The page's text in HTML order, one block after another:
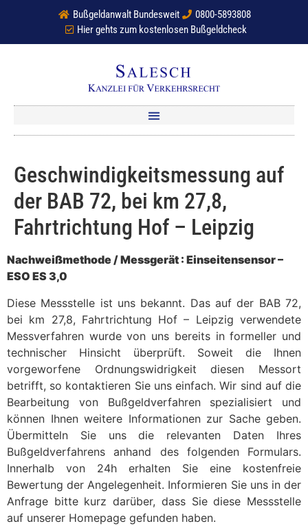
Bußgeldanwalt Bundesweit
0800-5893808
Hier gehts zum kostenlosen Bußgeldcheck
Geschwindigkeitsmessung auf
der BAB 72, bei km 27,8,
Fahrtrichtung Hof – Leipzig
Nachweißmethode / Messgerät : Einseitensensor –
ESO ES 3,0
Diese Messstelle ist uns bekannt. Das auf der BAB 72,
bei km 27,8, Fahrtrichtung Hof – Leipzig verwendete
Messverfahren wurde von uns bereits in formeller und
technischer Hinsicht überprüft. Soweit die Ihnen
vorgeworfene Ordnungswidrigkeit diesen Messort
betrifft, so kontaktieren Sie uns einfach. Wir sind auf die
Bearbeitung von Bußgeldverfahren spezialisiert und
können Ihnen weitere Informationen zur Sache geben.
Übermitteln Sie uns die relevanten Daten Ihres
Bußgeldverfahrens anhand des folgenden Formulars.
Innerhalb von 24h erhalten Sie eine kostenfreie
Bewertung der Angelegenheit. Informieren Sie uns in der
Anfrage bitte kurz darüber, dass Sie diese Messstelle
auf unserer Homepage gefunden haben.